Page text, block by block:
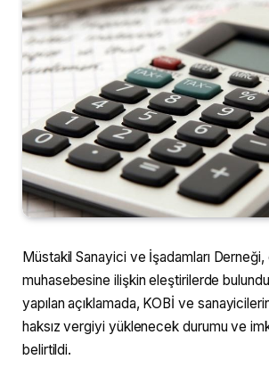
Müstakil Sanayici ve İşadamları
muhasebesine ilişkin eleştirilerde
yapılan açıklamada, KOBİ ve
haksız vergiyi yüklenecek durumu ve
belirtildi.